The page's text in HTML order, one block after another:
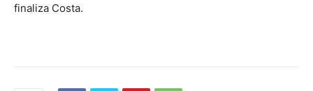
finaliza Costa.